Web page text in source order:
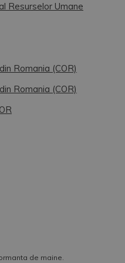
Resurselor Umane
Romania (COR)
Romania (COR)
de maine.